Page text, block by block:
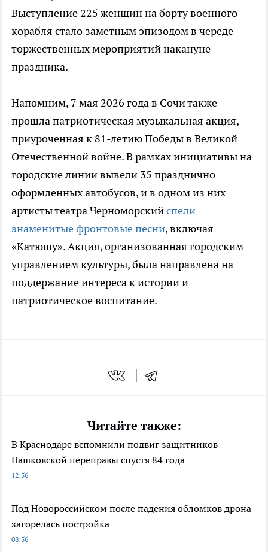
Выступление 225 женщин на борту военного
корабля стало заметным эпизодом в череде
торжественных мероприятий накануне
праздника.
Напомним, 7 мая 2026 года в Сочи также
прошла патриотическая музыкальная акция,
приуроченная к 81-летию Победы в Великой
Отечественной войне. В рамках инициативы на
городские линии вывели 35 празднично
оформленных автобусов, и в одном из них
артисты театра Черноморскийспели
знаменитые фронтовые песни, включая
«Катюшу». Акция, организованная городским
управлением культуры, была направлена на
поддержание интереса к истории и
патриотическое воспитание.
Читайте также:
В Краснодаре вспомнили подвиг защитников
Пашковской переправы спустя 84 года
12:56
Под Новороссийском после падения обломков дрона
загорелась постройка
08:56